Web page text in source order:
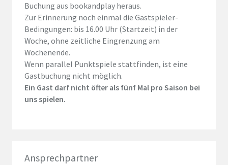
Buchung aus bookandplayheraus.
Zur Erinnerung noch einmal die Gastspieler-
Bedingungen: bis 16.00 Uhr (Startzeit) in der
Woche, ohne zeitliche Eingrenzung am
Wochenende.
Wenn parallel Punktspiele stattfinden, ist eine
Gastbuchung nicht möglich.
Ein Gast darf nicht öfter als fünf Mal pro Saison bei
uns spielen.
Ansprechpartner